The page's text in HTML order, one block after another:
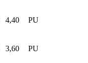
4,40 PU
3,60 PU